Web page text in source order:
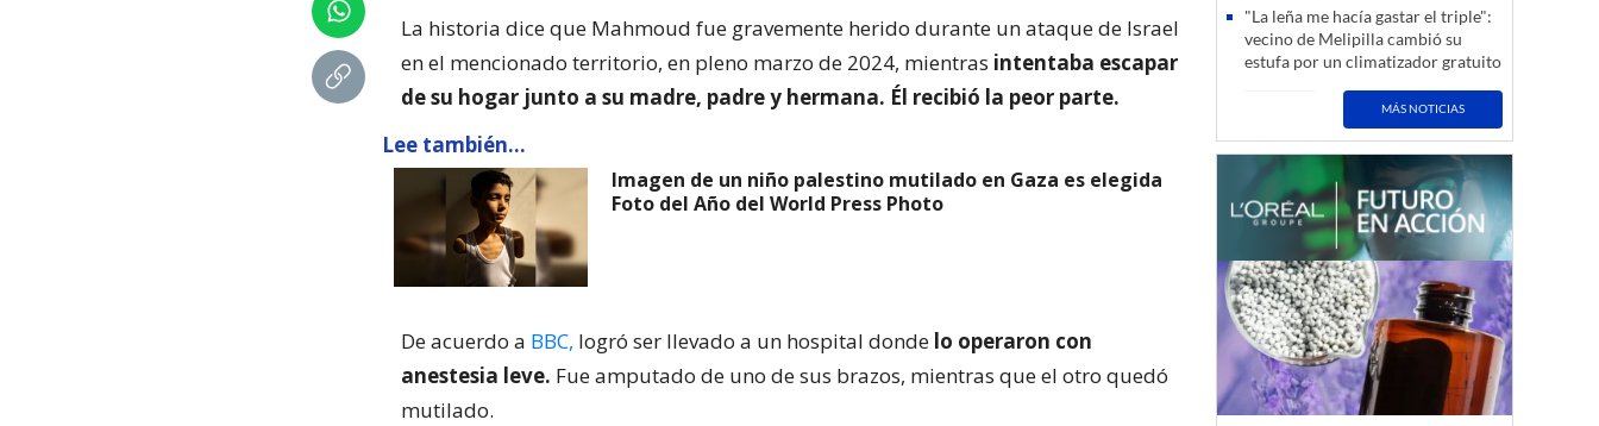
La historia dice que Mahmoud fue gravemente herido durante un ataque de Israel
en el mencionado territorio, en pleno marzo de 2024, mientras intentaba escapar
de su hogar junto a su madre, padre y hermana. Él recibió la peor parte.
Lee también...
Imagen de un niño palestino mutilado en Gaza es elegida
Foto del Año del World Press Photo
De acuerdo a BBC, logró ser llevado a un hospital donde lo operaron con
anestesia leve. Fue amputado de uno de sus brazos, mientras que el otro quedó
mutilado.
"La leña me hacía gastar el triple":
vecino de Melipilla cambió su
estufa por un climatizador gratuito
MÁS NOTICIAS